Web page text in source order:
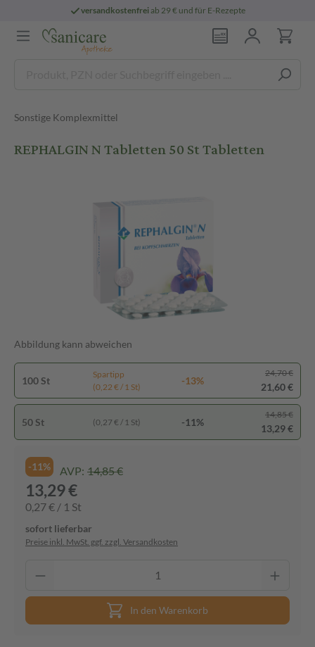
versandkostenfreiab 29 € und für E-Rezepte
Sonstige Komplexmittel
REPHALGIN N Tabletten 50 St Tabletten
Abbildung kann abweichen
100 St
Spartipp
(0,22 € / 1 St)
-13%
24,70 €
21,60 €
50 St (0,27 € / 1 St) -11%
14,85 €
13,29 €
-11% AVP: 14,85 €
13,29 €
0,27 € / 1 St
sofort lieferbar
Preise inkl. MwSt. ggf. zzgl. Versandkosten
In den Warenkorb